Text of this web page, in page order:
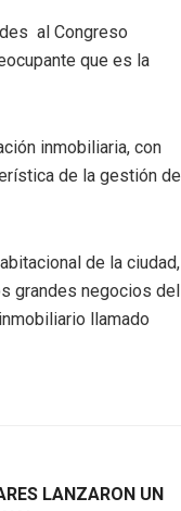
al Congreso
que es la
inmobiliaria, con
de la gestión de
de la ciudad,
grandes negocios del
llamado
LANZARON UN